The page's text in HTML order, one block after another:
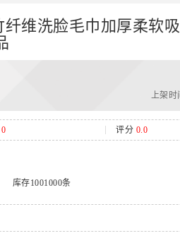
维洗脸毛巾加厚柔软
上架时
0 评分 0.0
库存1001000条